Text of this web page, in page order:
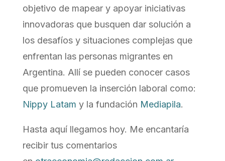
objetivo de mapear y apoyar iniciativas
innovadoras que busquen dar solución a
los desafíos y situaciones complejas que
enfrentan las personas migrantes en
Argentina. Allí se pueden conocer casos
que promueven la inserción laboral como:
Nippy Latam y la fundación Mediapila.
Hasta aquí llegamos hoy. Me encantaría
recibir tus comentarios